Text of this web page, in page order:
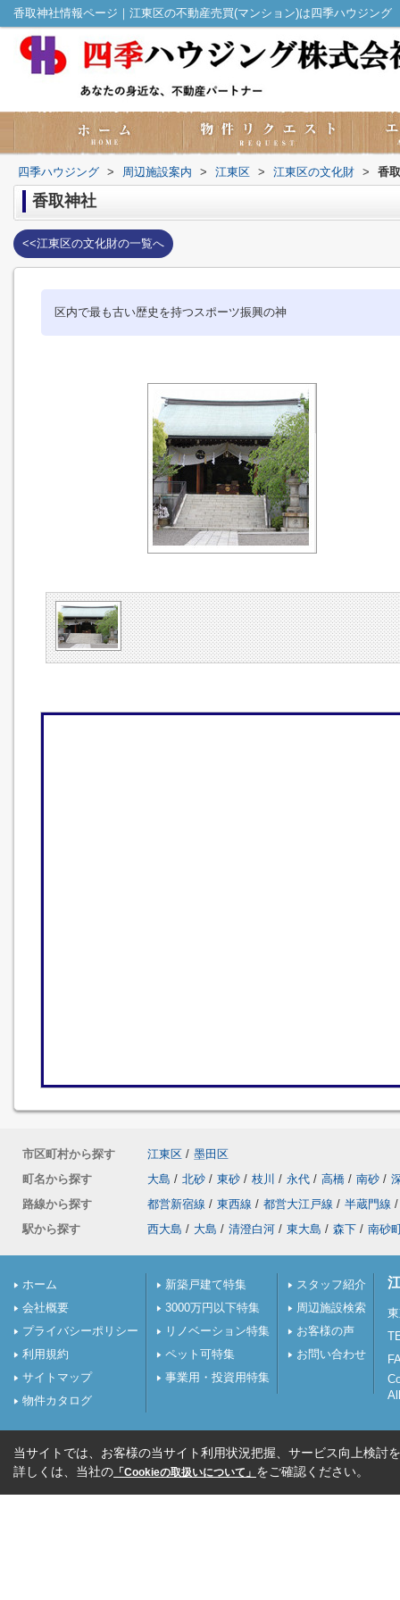
香取神社情報ページ｜江東区の不動産売買(マンション)は四季ハウジング
四季ハウジング > 周辺施設案内 > 江東区 > 江東区の文化財 > 香
香取神社
<<江東区の文化財の一覧へ
区内で最も古い歴史を持つスポーツ振興の神
市区町村から探す 江東区 / 墨田区
町名から探す
大島 / 北砂 / 東砂 / 枝川 / 永代 / 高橋 / 南砂 /
路線から探す
都営新宿線 / 東西線 / 都営大江戸線 / 半蔵門線 /
駅から探す
西大島 / 大島 / 清澄白河 / 東大島 / 森下 / 南砂
ホーム
会社概要
プライバシーポリシー
利用規約
サイトマップ
物件カタログ
新築戸建て特集
3000万円以下特集
リノベーション特集
ペット可特集
事業用・投資用特集
スタッフ紹介
周辺施設検索
お客様の声
お問い合わせ
当サイトでは、お客様の当サイト利用状況把握、サービス向上検討
詳しくは、当社の 「Cookieの取扱いについて」 をご確認ください。